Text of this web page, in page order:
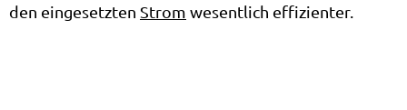
den eingesetzten Strom wesentlich effizienter.